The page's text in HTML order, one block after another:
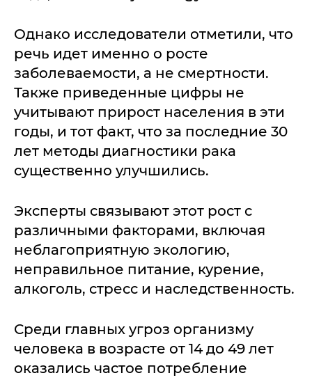
Однако исследователи отметили, что
речь идет именно о росте
заболеваемости, а не смертности.
Также приведенные цифры не
учитывают прирост населения в эти
годы, и тот факт, что за последние 30
лет методы диагностики рака
существенно улучшились.
Эксперты связывают этот рост с
различными факторами, включая
неблагоприятную экологию,
неправильное питание, курение,
алкоголь, стресс и наследственность.
Среди главных угроз организму
человека в возрасте от 14 до 49 лет
оказались частое потребление